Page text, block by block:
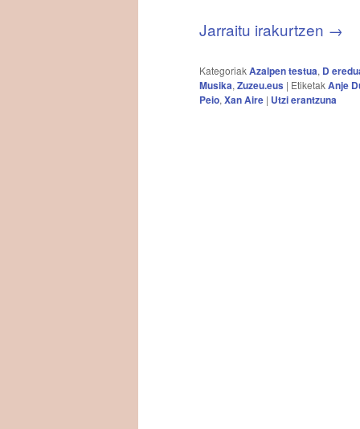
Jarraitu irakurtzen →
KategoriakAzalpen testua, D
Musika, Zuzeu.eus | EtiketakAnje
Peio, Xan Aire | Utzi erantzuna